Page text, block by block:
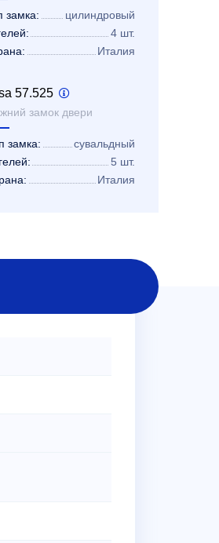
замка:
цилиндровый
4 шт.
Италия
57.525
замок двери
замка:
сувальдный
5 шт.
Италия